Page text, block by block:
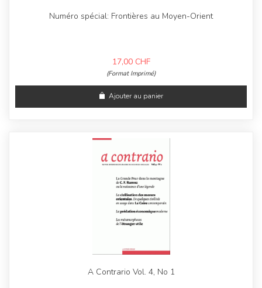
Numéro spécial: Frontières au Moyen-Orient
17,00 CHF
(Format Imprimé)
Ajouter au panier
A Contrario Vol. 4, No 1